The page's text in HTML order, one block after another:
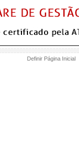
Definir Página Inicial